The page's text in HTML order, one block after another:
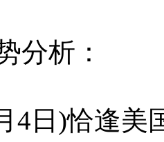
析：
)恰逢美